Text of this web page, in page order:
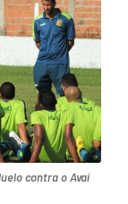
contra o Avaí